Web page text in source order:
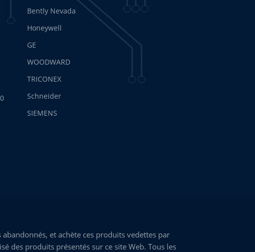
Bently Nevada
Honeywell
GE
WOODWARD
TRICONEX
Schneider
SIEMENS
et achète ces produits vedettes par
des produits présentés sur ce site Web. Tous les